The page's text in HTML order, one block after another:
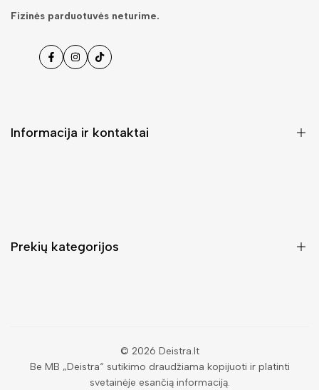
Fizinės parduotuvės neturime.
FacebookInstagramas
Tiktok
Informacija ir kontaktai
Prekių kategorijos
Kuprinės moterims
Vyriškos piniginės
© 2026 Deistra.lt
Be MB „Deistra“ sutikimo draudžiama kopijuoti ir platinti
svetainėje esančią informaciją.